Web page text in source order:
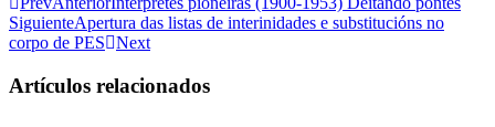
SiguienteApertura das listas de interinidades e substitucións no
corpo de PES
Next
Artículos relacionados